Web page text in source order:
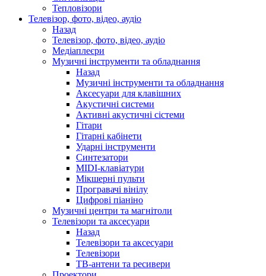
Тепловізори
Телевізор, фото, відео, аудіо
Назад
Телевізор, фото, відео, аудіо
Медіаплеєри
Музичні інструменти та обладнання
Назад
Музичні інструменти та обладнання
Аксесуари для клавішних
Акустичні системи
Активні акустичні сістеми
Гітари
Гітарні кабінети
Ударні інструменти
Синтезатори
MIDI-клавіатури
Мікшерні пульти
Програвачі вінілу
Цифрові піаніно
Музичні центри та магнітоли
Телевізори та аксесуари
Назад
Телевізори та аксесуари
Телевізори
ТВ-антени та ресивери